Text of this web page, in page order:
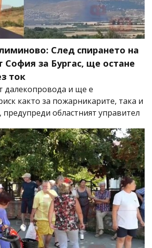
След спирането на
София за Бургас, ще остане
ток
далекопровода и ще е
както за пожарникарите, така и
предупреди областният управител